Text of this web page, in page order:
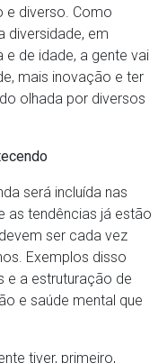
e diverso. Como
diversidade, em
de idade, a gente vai
mais inovação e ter
olhada por diversos
será incluída nas
as tendências já estão
ser cada vez
Exemplos disso
e a estruturação de
e saúde mental que
tiver, primeiro,